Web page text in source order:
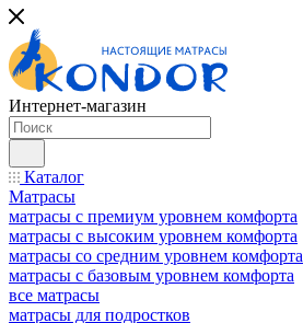
Интернет-магазин
Каталог
Матрасы
матрасы с премиум уровнем комфорта
матрасы с высоким уровнем комфорта
матрасы со средним уровнем комфорта
матрасы с базовым уровнем комфорта
все матрасы
матрасы для подростков